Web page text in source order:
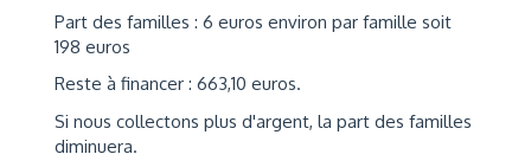
Part des familles : 6 euros environ par famille soit
198 euros
Reste à financer : 663,10 euros.
Si nous collectons plus d'argent, la part des familles
diminuera.